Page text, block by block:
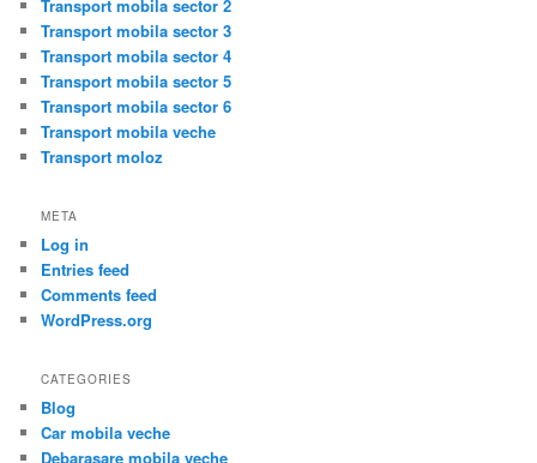
Transport mobila sector 2
Transport mobila sector 3
Transport mobila sector 4
Transport mobila sector 5
Transport mobila sector 6
Transport mobila veche
Transport moloz
META
Log in
Entries feed
Comments feed
WordPress.org
CATEGORIES
Blog
Car mobila veche
Debarasare mobila veche